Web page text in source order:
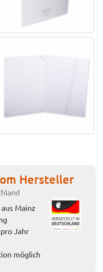
Hersteller
Mainz
Jahr
möglich